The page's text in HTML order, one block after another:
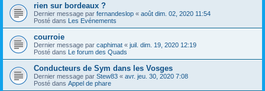
rien sur bordeaux ?
Dernier message par fernandeslop « août dim. 02, 2020 11:54
Posté dans Les Evénements
courroie
Dernier message par caphimat « juil. dim. 19, 2020 12:19
Posté dans Le forum des Quads
Conducteurs de Sym dans les Vosges
Dernier message par Stew83 « avr. jeu. 30, 2020 7:08
Posté dans Appel de phare